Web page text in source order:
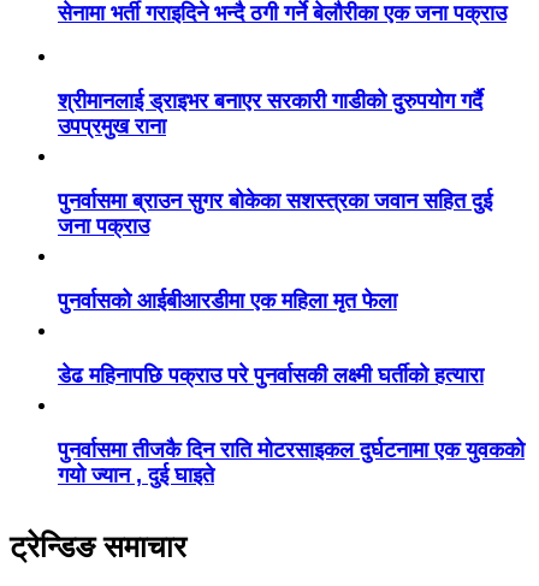
सेनामा भर्ती गराइदिने भन्दै ठगी गर्ने बेलौरीका एक जना पक्राउ
श्रीमानलाई ड्राइभर बनाएर सरकारी गाडीको दुरुपयोग गर्दै
उपप्रमुख राना
पुनर्वासमा ब्राउन सुगर बोकेका सशस्त्रका जवान सहित दुई
जना पक्राउ
पुनर्वासको आईबीआरडीमा एक महिला मृत फेला
डेढ महिनापछि पक्राउ परे पुनर्वासकी लक्ष्मी घर्तीको हत्यारा
पुनर्वासमा तीजकै दिन राति मोटरसाइकल दुर्घटनामा एक युवकको
गयो ज्यान , दुई घाइते
ट्रेन्डिङ समाचार